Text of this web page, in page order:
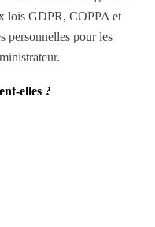
lois GDPR, COPPA et
personnelles pour les
elles ?